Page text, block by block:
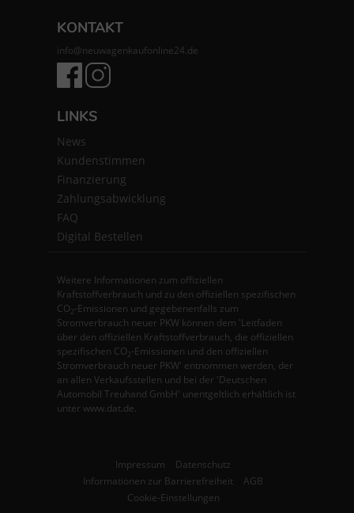
KONTAKT
info@neuwagenkaufonline24.de
LINKS
News
Kundenstimmen
Finanzierung
Zahlungsabwicklung
FAQ
Digital Bestellen
Weitere Informationen zum offiziellen
Kraftstoffverbrauch und zu den offiziellen spezifischen
CO2-Emissionen und gegebenenfalls zum
Stromverbrauch neuer PKW können dem 'Leitfaden
über den offiziellen Kraftstoffverbrauch, die offiziellen
spezifischen CO2-Emissionen und den offiziellen
Stromverbrauch neuer PKW' entnommen werden, der
an allen Verkaufsstellen und bei der 'Deutschen
Automobil Treuhand GmbH' unentgeltlich erhältlich ist
unter www.dat.de.
Impressum
Datenschutz
Informationen zur Barrierefreiheit
AGB
Cookie-Einstellungen